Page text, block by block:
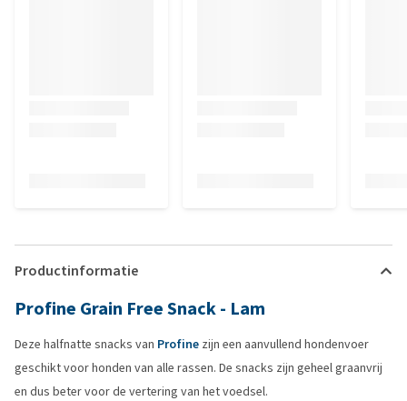
Productinformatie
Profine Grain Free Snack - Lam
Deze halfnatte snacks van Profine zijn een aanvullend hondenvoer
geschikt voor honden van alle rassen. De snacks zijn geheel graanvrij
en dus beter voor de vertering van het voedsel.